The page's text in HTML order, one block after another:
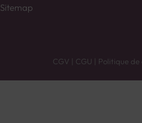
Sitemap
CGV | CGU | Politique de